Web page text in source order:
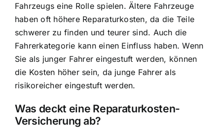
Fahrzeugs eine Rolle spielen. Ältere Fahrzeuge
haben oft höhere Reparaturkosten, da die Teile
schwerer zu finden und teurer sind. Auch die
Fahrerkategorie kann einen Einfluss haben. Wenn
Sie als junger Fahrer eingestuft werden, können
die Kosten höher sein, da junge Fahrer als
risikoreicher eingestuft werden.
Was deckt eine Reparaturkosten-
Versicherung ab?